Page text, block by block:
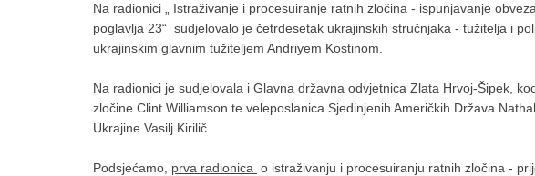
Na radionici „ Istraživanje i procesuiranje ratnih zločina - ispunjavanje
poglavlja 23“ sudjelovalo je četrdesetak ukrajinskih stručnjaka - tužitelja i
ukrajinskim glavnim tužiteljem Andriyem Kostinom.
Na radionici je sudjelovala i Glavna državna odvjetnica Zlata Hrvoj-Šipek,
zločine Clint Williamson te veleposlanica Sjedinjenih Američkih Država
Ukrajine Vasilj Kirilič.
Podsjećamo, prva radionica o istraživanju i procesuiranju ratnih zločina -